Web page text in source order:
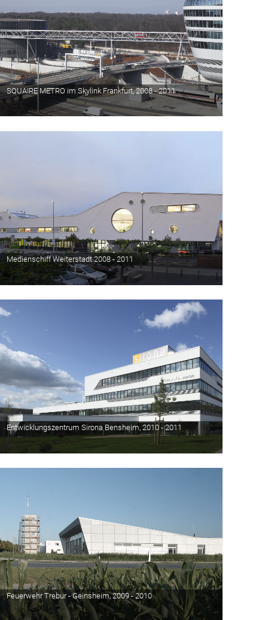
SQUAIRE METRO im Skylink Frankfurt, 2008 - 2011
Medienschiff Weiterstadt 2008 - 2011
Entwicklungszentrum Sirona Bensheim, 2010 - 2011
Feuerwehr Trebur - Geinsheim, 2009 - 2010